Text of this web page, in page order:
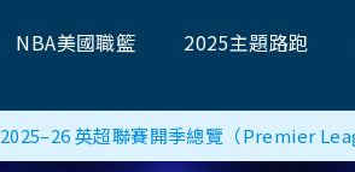
NBA美國職籃 2025主題路跑
2025–26 英超聯賽開季總覽（Premier